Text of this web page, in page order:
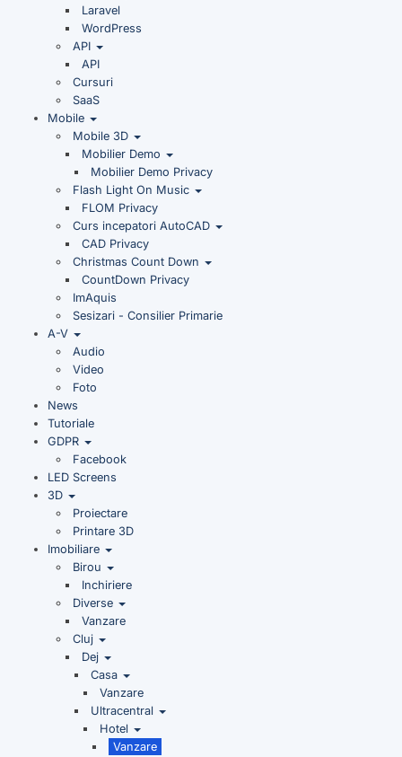
Laravel
WordPress
API
API
Cursuri
SaaS
Mobile
Mobile 3D
Mobilier Demo
Mobilier Demo Privacy
Flash Light On Music
FLOM Privacy
Curs incepatori AutoCAD
CAD Privacy
Christmas Count Down
CountDown Privacy
ImAquis
Sesizari - Consilier Primarie
A-V
Audio
Video
Foto
News
Tutoriale
GDPR
Facebook
LED Screens
3D
Proiectare
Printare 3D
Imobiliare
Birou
Inchiriere
Diverse
Vanzare
Cluj
Dej
Casa
Vanzare
Ultracentral
Hotel
Vanzare